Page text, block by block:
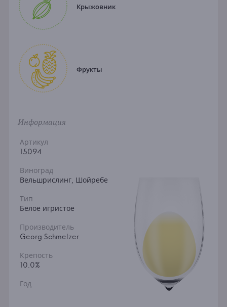
Крыжовник
Фрукты
Информация
Артикул
15094
Виноград
Вельшрислинг, Шойребе
Тип
Белое игристое
Производитель
Georg Schmelzer
Крепость
10.0%
Год